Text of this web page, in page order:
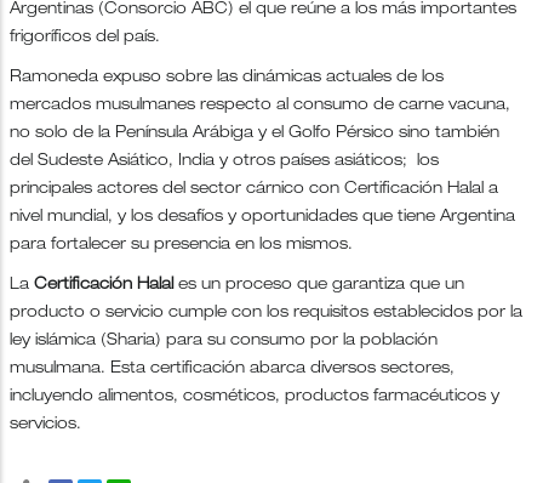
Argentinas (Consorcio ABC) el que reúne a los más importantes
frigoríficos del país.
Ramoneda expuso sobre las dinámicas actuales de los
mercados musulmanes respecto al consumo de carne vacuna,
no solo de la Península Arábiga y el Golfo Pérsico sino también
del Sudeste Asiático, India y otros países asiáticos; los
principales actores del sector cárnico con Certificación Halal a
nivel mundial, y los desafíos y oportunidades que tiene Argentina
para fortalecer su presencia en los mismos.
La Certificación Halal es un proceso que garantiza que un
producto o servicio cumple con los requisitos establecidos por la
ley islámica (Sharia) para su consumo por la población
musulmana. Esta certificación abarca diversos sectores,
incluyendo alimentos, cosméticos, productos farmacéuticos y
servicios.